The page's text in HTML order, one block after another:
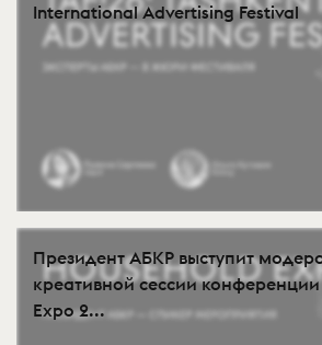
International Advertising Festival
Президент АБКР выступит
креативной сессии
Expo 2...